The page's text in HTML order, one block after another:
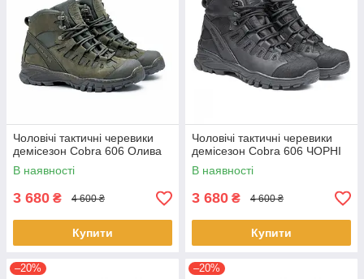
Чоловічі тактичні черевики
демісезон Cobra 606 Олива
В наявності
3 680 ₴ 4 600 ₴
Купити
Чоловічі тактичні черевики
демісезон Cobra 606 ЧОРНІ
В наявності
3 680 ₴ 4 600 ₴
Купити
–20% –20%